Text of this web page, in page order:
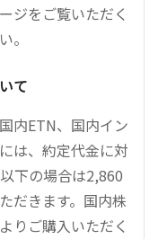
ジをご覧いただく
。
て
内ETN、国内イン
は、約定代金に対
下の場合は2,860
だきます。国内株
りご購入いただく